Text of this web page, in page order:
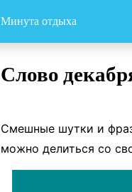
Минута отдыха
Слово
Смешные шутки и
можно делиться со